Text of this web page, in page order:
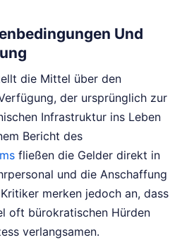
Und
die Mittel über den
der ursprünglich zur
Infrastruktur ins Leben
Bericht des
fließen die Gelder direkt in
und die Anschaffung
merken jedoch an, dass
oft bürokratischen Hürden
verlangsamen.